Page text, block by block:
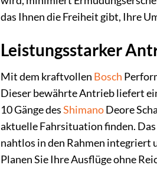
das Ihnen die Freiheit gibt, Ihre
Leistungsstarker
Mit dem kraftvollen Bosch
Dieser bewährte Antrieb liefert
10 Gänge desShimanoDeore
aktuelle Fahrsituation finden.
nahtlos in den Rahmen integriert
Planen Sie Ihre Ausflüge ohne